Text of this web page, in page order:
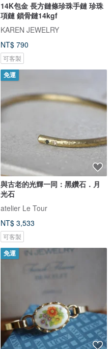
14K包金 長方鏈條珍珠手鏈 珍珠
項鏈 鎖骨鏈14kgf
KAREN JEWELRY
NT$ 790
可客製
免運
與古老的光輝一同：黑鑽石．月
光石
atelier Le Tour
NT$ 3,533
可客製
免運